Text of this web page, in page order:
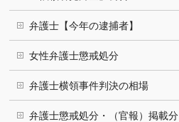
弁護士【今年の逮捕者】
女性弁護士懲戒処分
弁護士横領事件判決の相場
弁護士懲戒処分・（官報）掲載分